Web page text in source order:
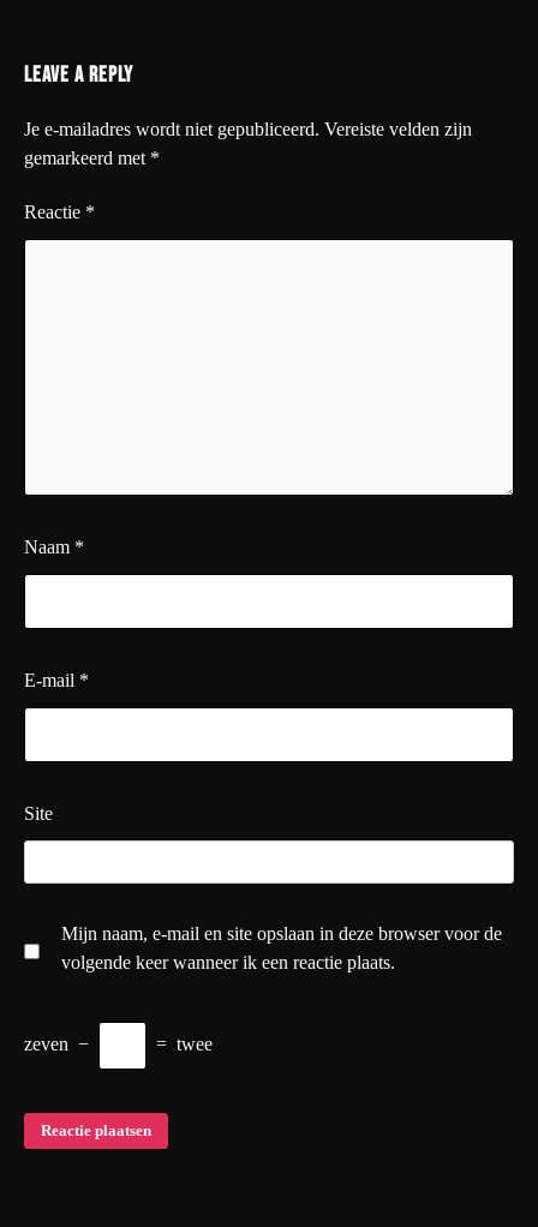
Leave a Reply
Je e-mailadres wordt niet gepubliceerd. Vereiste velden zijn
gemarkeerd met *
Reactie *
Naam *
E-mail *
Site
Mijn naam, e-mail en site opslaan in deze browser voor de
volgende keer wanneer ik een reactie plaats.
zeven − = twee